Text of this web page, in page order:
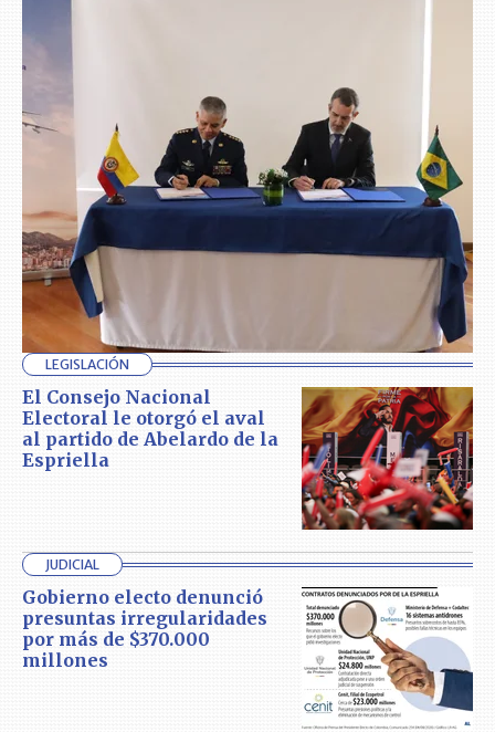
LEGISLACIÓN
El Consejo Nacional
Electoral le otorgó el aval
al partido de Abelardo de la
Espriella
JUDICIAL
Gobierno electo denunció
presuntas irregularidades
por más de $370.000
millones